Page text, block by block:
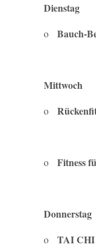
Dienstag
o
Mittwoch
o
o
Donnerstag
o